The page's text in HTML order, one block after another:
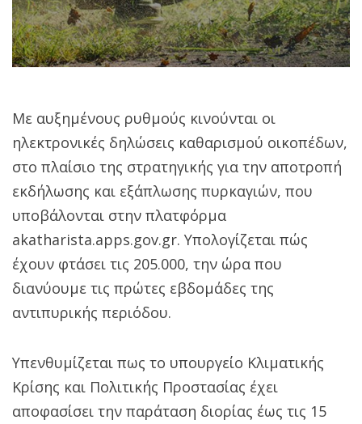
Με αυξημένους ρυθμούς κινούνται οι
ηλεκτρονικές δηλώσεις καθαρισμού οικοπέδων,
στο πλαίσιο της στρατηγικής για την αποτροπή
εκδήλωσης και εξάπλωσης πυρκαγιών, που
υποβάλονται στην πλατφόρμα
akatharista.apps.gov.gr. Υπολογίζεται πώς
έχουν φτάσει τις 205.000, την ώρα που
διανύουμε τις πρώτες εβδομάδες της
αντιπυρικής περιόδου.
Υπενθυμίζεται πως το υπουργείο Κλιματικής
Κρίσης και Πολιτικής Προστασίας έχει
αποφασίσει την παράταση διορίας έως τις 15